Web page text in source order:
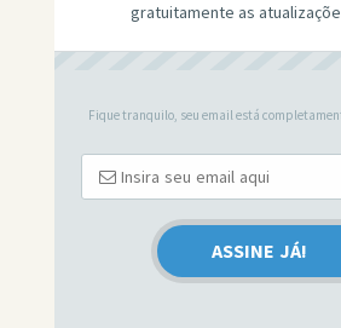
gratuitamente as
Fique tranquilo, seu email está